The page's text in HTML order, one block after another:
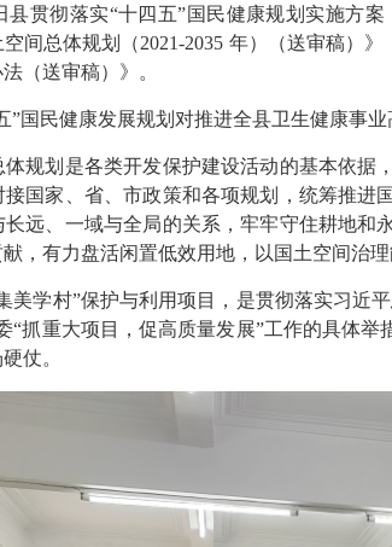
县贯彻落实“十四五”国民健康规划实施方
空间总体规划（2021-2035 年）（送审稿）
（送审稿）》。
民健康发展规划对推进全县卫生健康事业
划是各类开发保护建设活动的基本依据
国家、省、市政策和各项规划，统筹推
远、一域与全局的关系，牢牢守住耕地
，有力盘活闲置低效用地，以国土空间治
学村”保护与利用项目，是贯彻落实习近
“抓重大项目，促高质量发展”工作的具体
仗。